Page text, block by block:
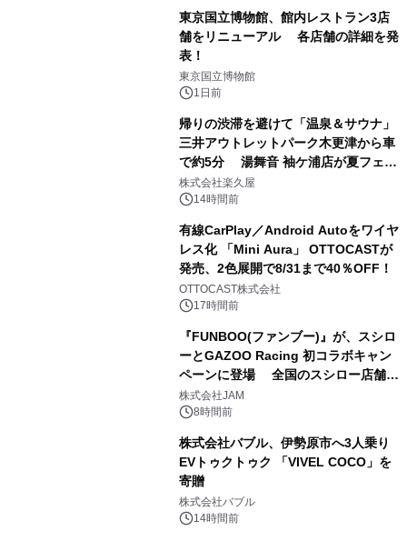
東京国立博物館、館内レストラン3店
舗をリニューアル 各店舗の詳細を発
表！
東京国立博物館
1日前
帰りの渋滞を避けて「温泉＆サウナ」
三井アウトレットパーク木更津から車
で約5分 湯舞音 袖ケ浦店が夏フェア
メニューを提供
株式会社楽久屋
14時間前
有線CarPlay／Android Autoをワイヤ
レス化 「Mini Aura」 OTTOCASTが
発売、2色展開で8/31まで40％OFF！
OTTOCAST株式会社
17時間前
『FUNBOO(ファンブー)』が、スシロ
ーとGAZOO Racing 初コラボキャン
ペーンに登場 全国のスシロー店舗で
GR 4車種の FUNBOO(ミニカー)付き
メニューが展開されます
株式会社JAM
8時間前
株式会社バブル、伊勢原市へ3人乗り
EVトゥクトゥク 「VIVEL COCO」を
寄贈
株式会社バブル
14時間前